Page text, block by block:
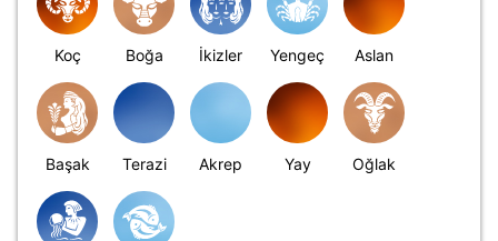
Koç Boğa İkizler Yengeç Aslan
Başak Terazi Akrep Yay Oğlak